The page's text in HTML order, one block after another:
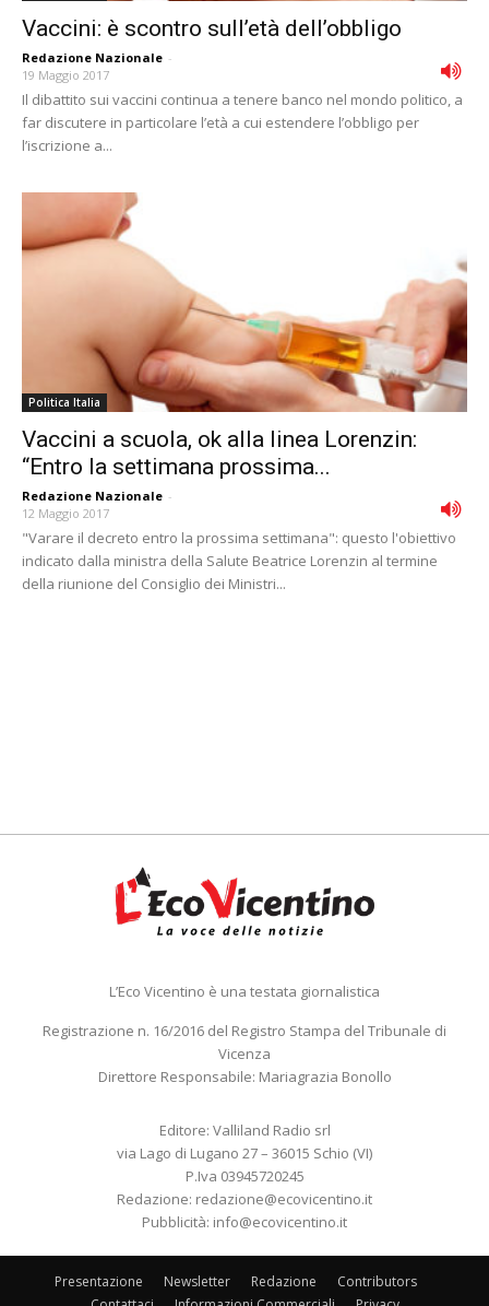
Vaccini: è scontro sull’età dell’obbligo
Redazione Nazionale -
19 Maggio 2017
Il dibattito sui vaccini continua a tenere banco nel mondo politico, a
far discutere in particolare l’età a cui estendere l’obbligo per
l’iscrizione a...
Politica Italia
Vaccini a scuola, ok alla linea Lorenzin:
“Entro la settimana prossima...
Redazione Nazionale -
12 Maggio 2017
"Varare il decreto entro la prossima settimana": questo l'obiettivo
indicato dalla ministra della Salute Beatrice Lorenzin al termine
della riunione del Consiglio dei Ministri...
L’Eco Vicentino è una testata giornalistica
Registrazione n. 16/2016 del Registro Stampa del Tribunale di
Vicenza
Direttore Responsabile: Mariagrazia Bonollo
Editore: Valliland Radio srl
via Lago di Lugano 27 – 36015 Schio (VI)
P.Iva 03945720245
Redazione: redazione@ecovicentino.it
Pubblicità: info@ecovicentino.it
Presentazione Newsletter Redazione
Contributors